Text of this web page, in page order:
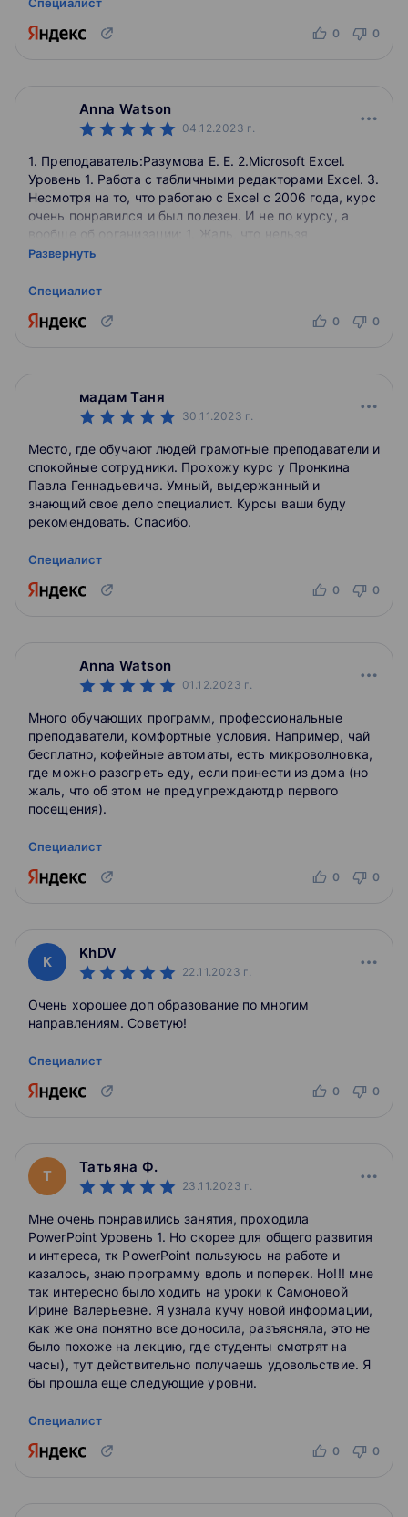
0 0
Anna Watson
04.12.2023 г.
1. Преподаватель:Разумова Е. Е. 2.Microsoft Excel.
Уровень 1. Работа с табличными редакторами Excel. 3.
Несмотря на то, что работаю с Еxcel с 2006 года, курс
очень понравился и был полезен. И не по курсу, а
вообще об организации: 1. Жаль, что нельзя
понравившиеся курсы положить в избранное или как-
корзину. И после этого, начинают беспокоить
обучающих программ и курсов, профессиональные
жаль, что об этом не предупреждают до первого
посещения).
Развернуть
Специалист
0 0
мадам Таня
30.11.2023 г.
Место, где обучают людей грамотные преподаватели и
спокойные сотрудники. Прохожу курс у Пронкина
Павла Геннадьевича. Умный, выдержанный и
знающий свое дело специалист. Курсы ваши буду
рекомендовать. Спасибо.
Специалист
0 0
Anna Watson
01.12.2023 г.
Много обучающих программ, профессиональные
преподаватели, комфортные условия. Например, чай
бесплатно, кофейные автоматы, есть микроволновка,
где можно разогреть еду, если принести из дома (но
жаль, что об этом не предупреждаютдр первого
посещения).
Специалист
0 0
K
KhDV
22.11.2023 г.
Очень хорошее доп образование по многим
направлениям. Советую!
Специалист
0 0
Т
Татьяна Ф.
23.11.2023 г.
Мне очень понравились занятия, проходила
PowerPoint Уровень 1. Но скорее для общего развития
и интереса, тк PowerPoint пользуюсь на работе и
казалось, знаю программу вдоль и поперек. Но!!! мне
так интересно было ходить на уроки к Самоновой
Ирине Валерьевне. Я узнала кучу новой информации,
как же она понятно все доносила, разъясняла, это не
было похоже на лекцию, где студенты смотрят на
часы), тут действительно получаешь удовольствие. Я
бы прошла еще следующие уровни.
Специалист
0 0